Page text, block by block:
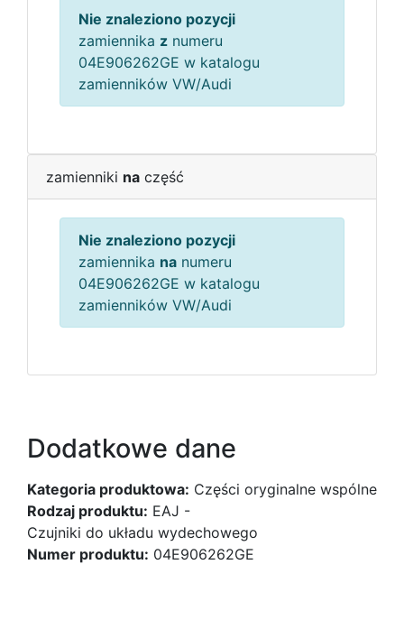
Nie znaleziono pozycji
zamiennika z numeru
04E906262GE w katalogu
zamienników VW/Audi
zamienniki na część
Nie znaleziono pozycji
zamiennika na numeru
04E906262GE w katalogu
zamienników VW/Audi
Dodatkowe dane
Kategoria produktowa: Części oryginalne wspólne
Rodzaj produktu: EAJ -
Czujniki do układu wydechowego
Numer produktu: 04E906262GE